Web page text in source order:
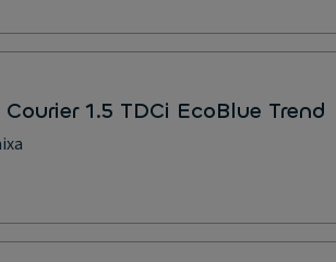
1.5 TDCi EcoBlue Trend